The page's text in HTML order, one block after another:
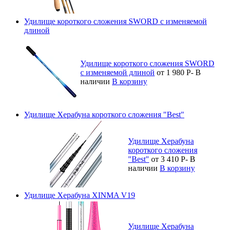
Удилище короткого сложения SWORD с изменяемой
длиной
Удилище короткого сложения SWORD
с изменяемой длиной от 1 980 Р- В
наличии В корзину
Удилище Херабуна короткого сложения "Best"
Удилище Херабуна
короткого сложения
"Best" от 3 410 Р- В
наличии В корзину
Удилище Херабуна XINMA V19
Удилище Херабуна